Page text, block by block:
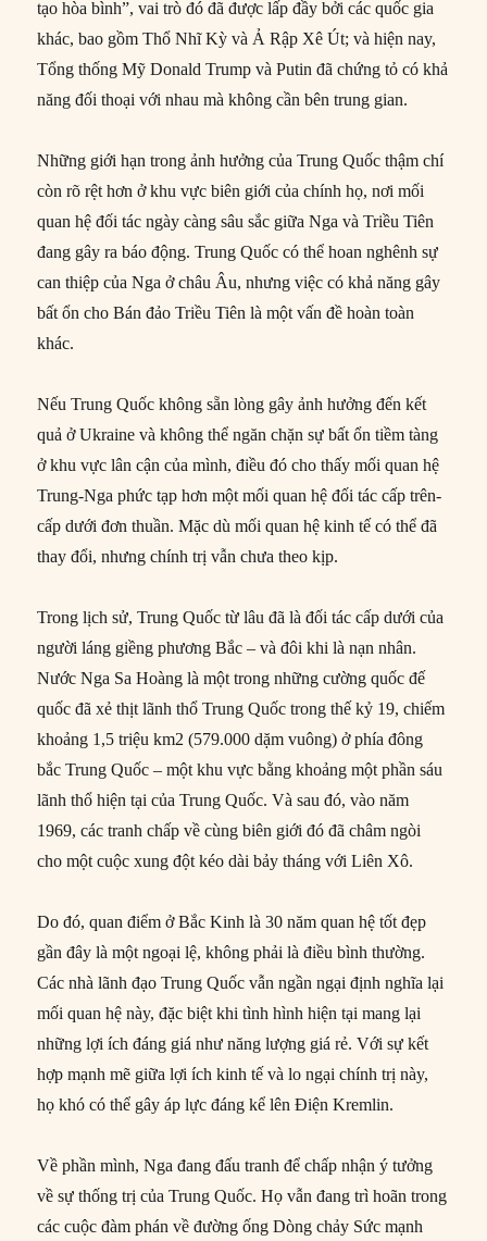
tạo hòa bình”, vai trò đó đã được lấp đầy bởi các quốc gia
khác, bao gồm Thổ Nhĩ Kỳ và Ả Rập Xê Út; và hiện nay,
Tổng thống Mỹ Donald Trump và Putin đã chứng tỏ có khả
năng đối thoại với nhau mà không cần bên trung gian.
Những giới hạn trong ảnh hưởng của Trung Quốc thậm chí
còn rõ rệt hơn ở khu vực biên giới của chính họ, nơi mối
quan hệ đối tác ngày càng sâu sắc giữa Nga và Triều Tiên
đang gây ra báo động. Trung Quốc có thể hoan nghênh sự
can thiệp của Nga ở châu Âu, nhưng việc có khả năng gây
bất ổn cho Bán đảo Triều Tiên là một vấn đề hoàn toàn
khác.
Nếu Trung Quốc không sẵn lòng gây ảnh hưởng đến kết
quả ở Ukraine và không thể ngăn chặn sự bất ổn tiềm tàng
ở khu vực lân cận của mình, điều đó cho thấy mối quan hệ
Trung-Nga phức tạp hơn một mối quan hệ đối tác cấp trên-
cấp dưới đơn thuần. Mặc dù mối quan hệ kinh tế có thể đã
thay đổi, nhưng chính trị vẫn chưa theo kịp.
Trong lịch sử, Trung Quốc từ lâu đã là đối tác cấp dưới của
người láng giềng phương Bắc – và đôi khi là nạn nhân.
Nước Nga Sa Hoàng là một trong những cường quốc đế
quốc đã xẻ thịt lãnh thổ Trung Quốc trong thế kỷ 19, chiếm
khoảng 1,5 triệu km2 (579.000 dặm vuông) ở phía đông
bắc Trung Quốc – một khu vực bằng khoảng một phần sáu
lãnh thổ hiện tại của Trung Quốc. Và sau đó, vào năm
1969, các tranh chấp về cùng biên giới đó đã châm ngòi
cho một cuộc xung đột kéo dài bảy tháng với Liên Xô.
Do đó, quan điểm ở Bắc Kinh là 30 năm quan hệ tốt đẹp
gần đây là một ngoại lệ, không phải là điều bình thường.
Các nhà lãnh đạo Trung Quốc vẫn ngần ngại định nghĩa lại
mối quan hệ này, đặc biệt khi tình hình hiện tại mang lại
những lợi ích đáng giá như năng lượng giá rẻ. Với sự kết
hợp mạnh mẽ giữa lợi ích kinh tế và lo ngại chính trị này,
họ khó có thể gây áp lực đáng kể lên Điện Kremlin.
Về phần mình, Nga đang đấu tranh để chấp nhận ý tưởng
về sự thống trị của Trung Quốc. Họ vẫn đang trì hoãn trong
các cuộc đàm phán về đường ống Dòng chảy Sức mạnh